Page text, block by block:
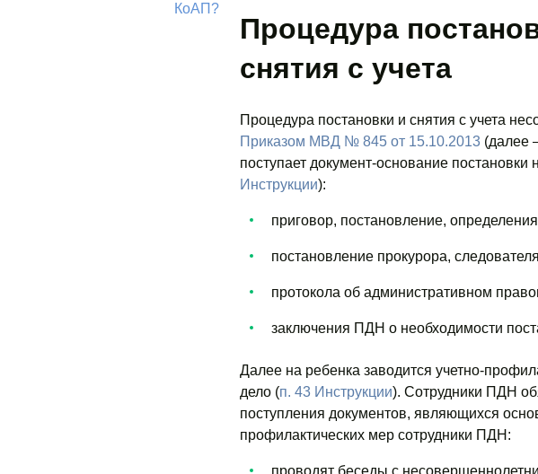
КоАП?
Процедура
снятия с учета
Процедура постановки и снятия с учета
Приказом МВД № 845 от 15.10.2013(далее
поступает документ-основание
Инструкции):
приговор, постановление,
постановление прокурора,
протокола об административном
заключения ПДН о необходимости
Далее на ребенка заводится учетно-
дело (п. 43 Инструкции). Сотрудники ПДН
поступления документов, являющихся
профилактических мер сотрудники ПДН:
проводят беседы с